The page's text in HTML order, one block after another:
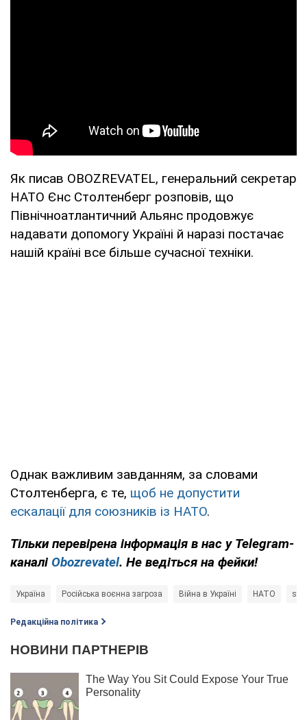
Як писав OBOZREVATEL, генеральний секретар
НАТО Єнс Столтенберг розповів, що
Північноатлантичний Альянс продовжує
надавати допомогу Україні й наразі постачає
нашій країні все більше сучасної техніки.
Однак важливим завданням, за словами
Столтенберга, є те, щоб не допустити
ескалації для союзників із НАТО.
Тільки перевірена інформація в нас у Telegram-
каналі Obozrevatel. Не ведіться на фейки!
Україна Російська воєнна загроза Війна в Україні НАТО
Редакційна політика